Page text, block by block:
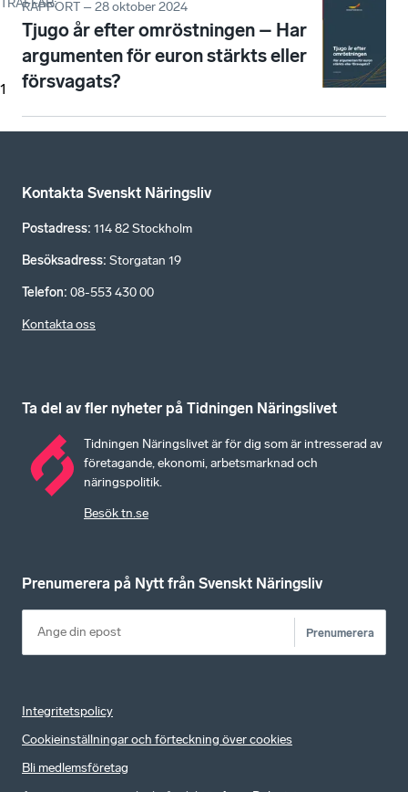
1
RAPPORT – 28 oktober 2024
Tjugo år efter omröstningen – Har
argumenten för euron stärkts eller
försvagats?
Kontakta Svenskt Näringsliv
Postadress: 114 82 Stockholm
Besöksadress: Storgatan 19
Telefon: 08-553 430 00
Kontakta oss
Ta del av fler nyheter på Tidningen Näringslivet
Tidningen Näringslivet är för dig som är intresserad av
företagande, ekonomi, arbetsmarknad och
näringspolitik.
Besök tn.se
Prenumerera på Nytt från Svenskt Näringsliv
Prenumerera
Integritetspolicy
Cookieinställningar och förteckning över cookies
Bli medlemsföretag